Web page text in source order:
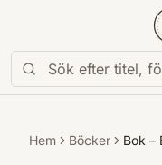
Hem Böcker Bok –